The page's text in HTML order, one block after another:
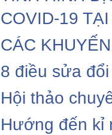
COVID-19
CÁC
8 điều sửa
Hội thảo
Hướng đến kỉ